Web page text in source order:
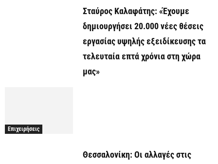
Σταύρος Καλαφάτης: «Έχουμε
δημιουργήσει 20.000 νέες θέσεις
εργασίας υψηλής εξειδίκευσης τα
τελευταία επτά χρόνια στη χώρα
μας»
Επιχειρήσεις
Θεσσαλονίκη: Οι αλλαγές στις